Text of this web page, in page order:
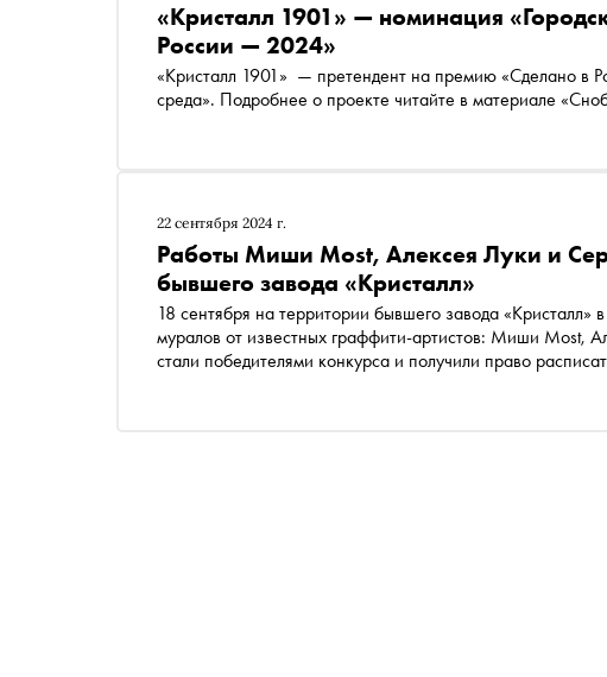
«Кристалл 1901» — номинация
России — 2024»
«Кристалл 1901» — претендент на премию «Сделано в
среда». Подробнее о проекте читайте в материале
22 сентября 2024 г.
Работы Миши Моst, Алексея Луки и
бывшего завода «Кристалл»
18 сентября на территории бывшего завода «Кристалл»
муралов от известных граффити-артистов: Миши Most,
стали победителями конкурса и получили право